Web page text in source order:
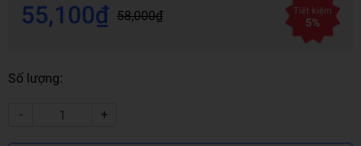
55,100₫ 58,000₫ Tiết kiệm
5%
Số lượng:
- +